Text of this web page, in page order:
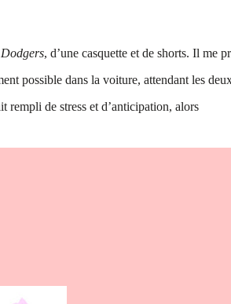
Dodgers, d’une casquette et de shorts. Il me
possible dans la voiture, attendant les
de stress et d’anticipation, alors